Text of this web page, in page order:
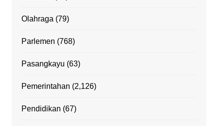
Olahraga (79)
Parlemen (768)
Pasangkayu (63)
Pemerintahan (2,126)
Pendidikan (67)